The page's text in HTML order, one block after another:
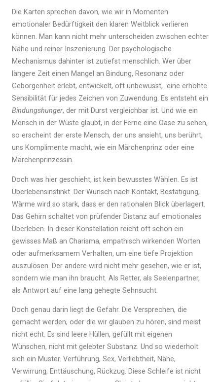
Die Karten sprechen davon, wie wir in Momenten
emotionaler Bedürftigkeit den klaren Weitblick verlieren
können. Man kann nicht mehr unterscheiden zwischen echter
Nähe und reiner Inszenierung. Der psychologische
Mechanismus dahinter ist zutiefst menschlich. Wer über
längere Zeit einen Mangel an Bindung, Resonanz oder
Geborgenheit erlebt, entwickelt, oft unbewusst, eine erhöhte
Sensibilität für jedes Zeichen von Zuwendung. Es entsteht ein
Bindungshunger, der mit Durst vergleichbar ist. Und wie ein
Mensch in der Wüste glaubt, in der Ferne eine Oase zu sehen,
so erscheint der erste Mensch, der uns ansieht, uns berührt,
uns Komplimente macht, wie ein Märchenprinz oder eine
Märchenprinzessin.
Doch was hier geschieht, ist kein bewusstes Wählen. Es ist
Überlebensinstinkt. Der Wunsch nach Kontakt, Bestätigung,
Wärme wird so stark, dass er den rationalen Blick überlagert.
Das Gehirn schaltet von prüfender Distanz auf emotionales
Überleben. In dieser Konstellation reicht oft schon ein
gewisses Maß an Charisma, empathisch wirkenden Worten
oder aufmerksamem Verhalten, um eine tiefe Projektion
auszulösen. Der andere wird nicht mehr gesehen, wie er ist,
sondern wie man ihn braucht. Als Retter, als Seelenpartner,
als Antwort auf eine lang gehegte Sehnsucht.
Doch genau darin liegt die Gefahr. Die Versprechen, die
gemacht werden, oder die wir glauben zu hören, sind meist
nicht echt. Es sind leere Hüllen, gefüllt mit eigenen
Wünschen, nicht mit gelebter Substanz. Und so wiederholt
sich ein Muster. Verführung, Sex, Verliebtheit, Nähe,
Verwirrung, Enttäuschung, Rückzug. Diese Schleife ist nicht